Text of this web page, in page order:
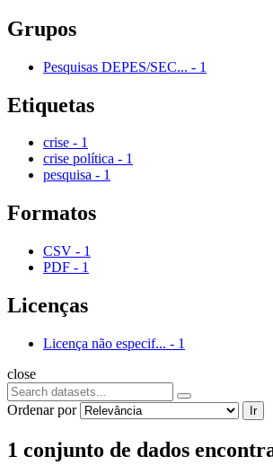
Grupos
Pesquisas DEPES/SEC... - 1
Etiquetas
crise - 1
crise política - 1
pesquisa - 1
Formatos
CSV - 1
PDF - 1
Licenças
Licença não especif... - 1
close
Ordenar por Ir
1 conjunto de dados